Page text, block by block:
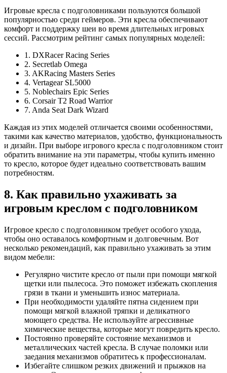
Игровые кресла с подголовниками пользуются большой
популярностью среди геймеров. Эти кресла обеспечивают
комфорт и поддержку шеи во время длительных игровых
сессий. Рассмотрим рейтинг самых популярных моделей:
1. DXRacer Racing Series
2. Secretlab Omega
3. AKRacing Masters Series
4. Vertagear SL5000
5. Noblechairs Epic Series
6. Corsair T2 Road Warrior
7. Anda Seat Dark Wizard
Каждая из этих моделей отличается своими особенностями,
такими как качество материалов, удобство, функциональность
и дизайн. При выборе игрового кресла с подголовником стоит
обратить внимание на эти параметры, чтобы купить именно
то кресло, которое будет идеально соответствовать вашим
потребностям.
8. Как правильно ухаживать за
игровым креслом с подголовником
Игровое кресло с подголовником требует особого ухода,
чтобы оно оставалось комфортным и долговечным. Вот
несколько рекомендаций, как правильно ухаживать за этим
видом мебели:
Регулярно чистите кресло от пыли при помощи мягкой
щетки или пылесоса. Это поможет избежать скопления
грязи в ткани и уменьшить износ материала.
При необходимости удаляйте пятна сидением при
помощи мягкой влажной тряпки и деликатного
моющего средства. Не используйте агрессивные
химические вещества, которые могут повредить кресло.
Постоянно проверяйте состояние механизмов и
металлических частей кресла. В случае поломки или
заедания механизмов обратитесь к профессионалам.
Избегайте слишком резких движений и прыжков на